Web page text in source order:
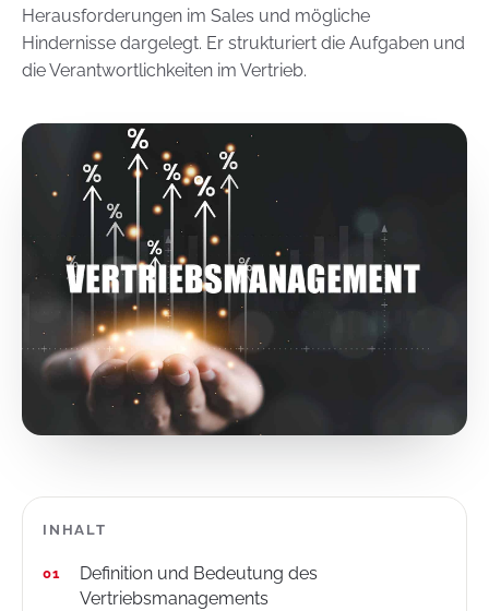
Herausforderungen im Sales und mögliche
Hindernisse dargelegt. Er strukturiert die Aufgaben und
die Verantwortlichkeiten im Vertrieb.
INHALT
Definition und Bedeutung des
Vertriebsmanagements